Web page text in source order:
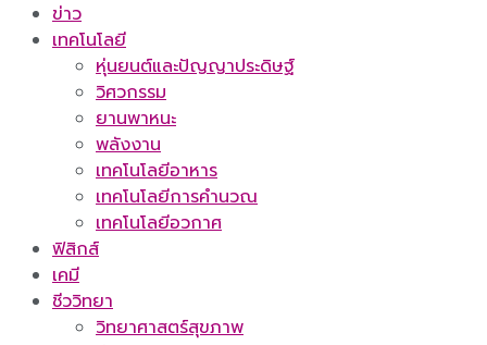
ข่าว
เทคโนโลยี
หุ่นยนต์และปัญญาประดิษฐ์
วิศวกรรม
ยานพาหนะ
พลังงาน
เทคโนโลยีอาหาร
เทคโนโลยีการคำนวณ
เทคโนโลยีอวกาศ
ฟิสิกส์
เคมี
ชีววิทยา
วิทยาศาสตร์สุขภาพ